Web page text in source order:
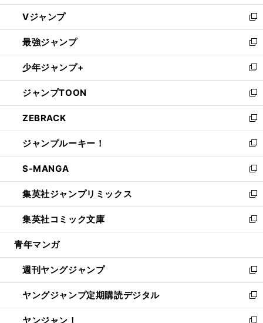
ウ
ィ
ン
ド
ウ
で
開
く
し
い
ウ
ィ
ン
ド
ウ
で
開
く
Vジャンプ
新
し
い
ウ
ィ
ン
ド
ウ
で
開
く
最強ジャンプ
新
し
い
ウ
ィ
ン
ド
ウ
で
開
く
少年ジャンプ+
新
し
い
ウ
ィ
ン
ド
ウ
で
開
く
ジャンプTOON
新
し
い
ウ
ィ
ン
ド
ウ
で
開
く
ZEBRACK
新
し
い
ウ
ィ
ン
ド
ウ
で
開
ジャンプルーキー！
新
し
い
ウ
ィ
ン
ド
ウ
開
く
S-MANGA
新
し
い
ウ
ィ
ン
ウ
で
開
く
集英社ジャンプリミックス
新
し
い
ウ
ン
ド
ウ
で
開
く
集英社コミック文庫
新
し
ウ
ィ
ン
ド
ウ
で
青年マンガ
週刊ヤングジャンプ
新
し
い
ウ
ヤングジャンプ定期購読デジタル
新
し
ヤンジャン！